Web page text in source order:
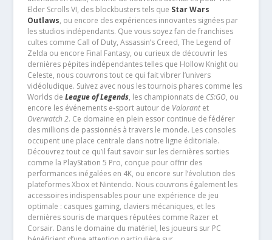
Elder Scrolls VI, des blockbusters tels que Star Wars
Outlaws, ou encore des expériences innovantes signées par
les studios indépendants. Que vous soyez fan de franchises
cultes comme Call of Duty, Assassin’s Creed, The Legend of
Zelda ou encore Final Fantasy, ou curieux de découvrir les
dernières pépites indépendantes telles que Hollow Knight ou
Celeste, nous couvrons tout ce qui fait vibrer l’univers
vidéoludique. Suivez avec nous les tournois phares comme les
Worlds de League of Legends, les championnats de CS:GO, ou
encore les événements e-sport autour de Valorantet
Overwatch 2. Ce domaine en plein essor continue de fédérer
des millions de passionnés à travers le monde. Les consoles
occupent une place centrale dans notre ligne éditoriale.
Découvrez tout ce qu’il faut savoir sur les dernières sorties
comme la PlayStation 5 Pro, conçue pour offrir des
performances inégalées en 4K, ou encore sur l’évolution des
plateformes Xbox et Nintendo. Nous couvrons également les
accessoires indispensables pour une expérience de jeu
optimale : casques gaming, claviers mécaniques, et les
dernières souris de marques réputées comme Razer et
Corsair. Dans le domaine du matériel, les joueurs sur PC